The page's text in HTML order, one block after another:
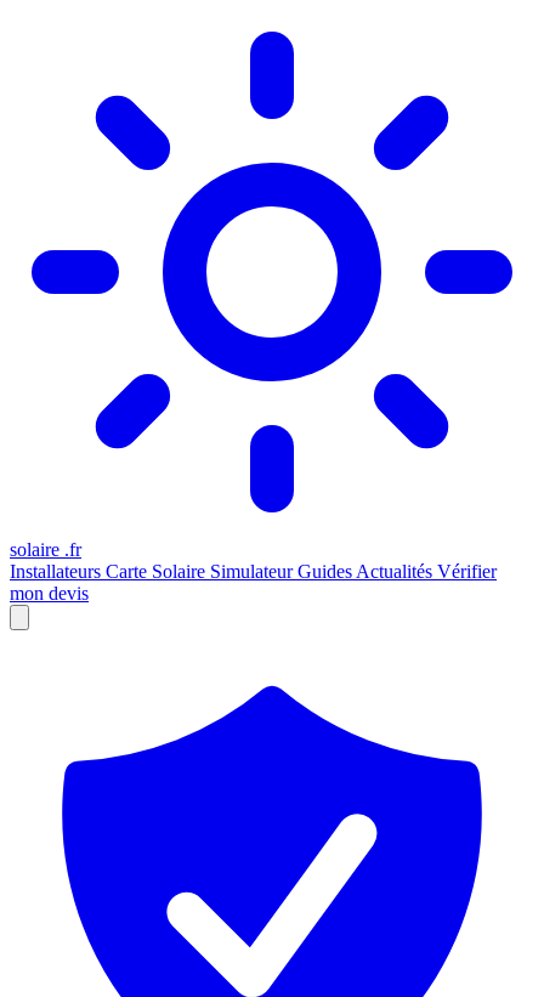
solaire .fr
Installateurs Carte Solaire SimulateurGuides Actualités Vérifier
mon devis